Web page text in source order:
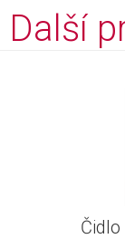
Další